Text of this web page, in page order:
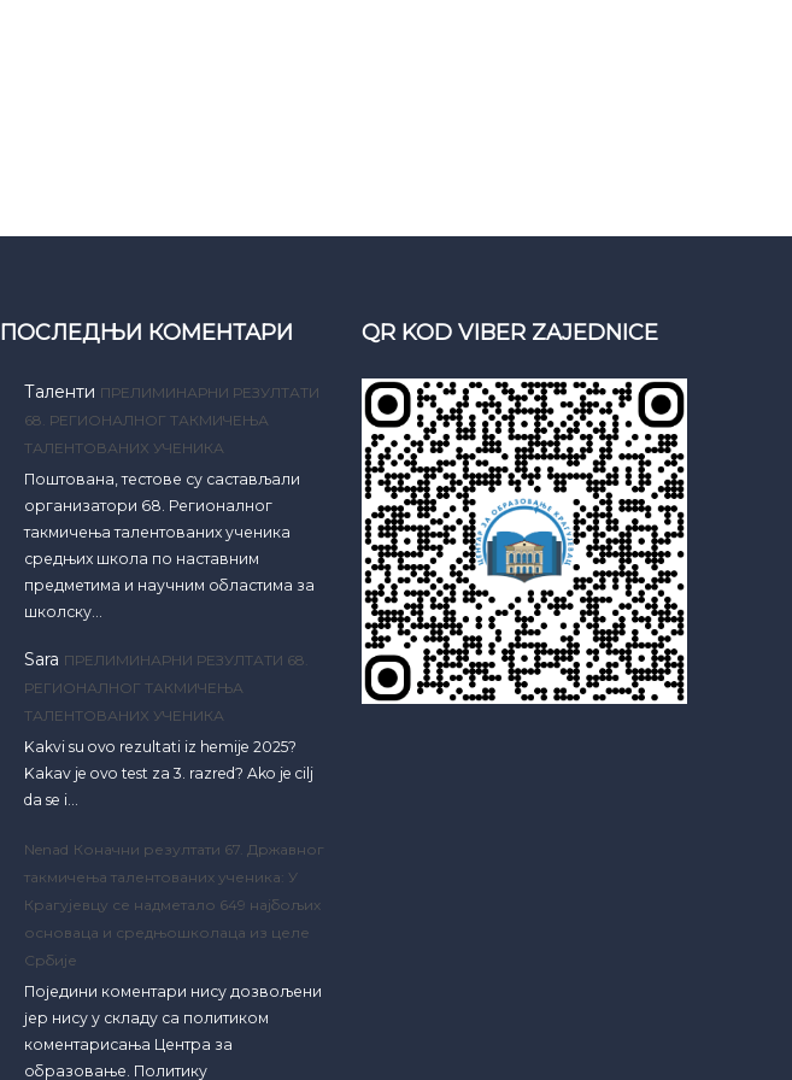
ПОСЛЕДЊИ КОМЕНТАРИ
Таленти ПРЕЛИМИНАРНИ РЕЗУЛТАТИ
68. РЕГИОНАЛНОГ ТАКМИЧЕЊА
ТАЛЕНТОВАНИХ УЧЕНИКА
Поштована, тестове су састављали
организатори 68. Регионалног
такмичења талентованих ученика
средњих школа по наставним
предметима и научним областима за
школску…
Sara ПРЕЛИМИНАРНИ РЕЗУЛТАТИ 68.
РЕГИОНАЛНОГ ТАКМИЧЕЊА
ТАЛЕНТОВАНИХ УЧЕНИКА
Kakvi su ovo rezultati iz hemije 2025?
Kakav je ovo test za 3. razred? Ako je cilj
da se i…
Nenad Коначни резултати 67. Државног
такмичења талентованих ученика: У
Крагујевцу се надметало 649 најбољих
основаца и средњошколаца из целе
Србије
Поједини коментари нису дозвољени
јер нису у складу са политиком
коментарисања Центра за
образовање. Политику
QR KOD VIBER ZAJEDNICE